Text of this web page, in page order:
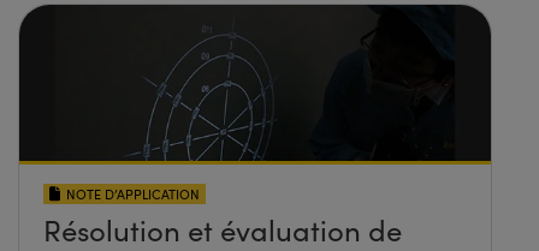
NOTE D’APPLICATION
Résolution et évaluation de